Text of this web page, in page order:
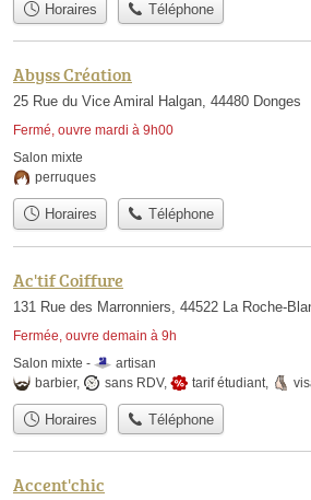
Horaires Téléphone
Abyss Création
25 Rue du Vice Amiral Halgan, 44480 Donges
Fermé, ouvre mardi à 9h00
Salon mixte
perruques
Horaires Téléphone
Ac'tif Coiffure
131 Rue des Marronniers, 44522 La Roche-
Fermée, ouvre demain à 9h
Salon mixte -
artisan
barbier, sans RDV, tarif étudiant
Horaires Téléphone
Accent'chic